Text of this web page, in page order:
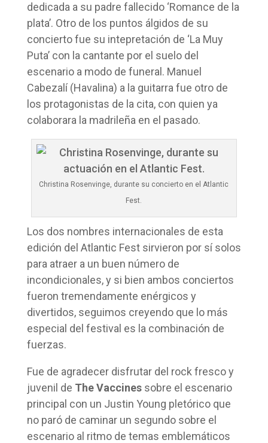
dedicada a su padre fallecido ‘Romance de la
plata’. Otro de los puntos álgidos de su
concierto fue su intepretación de ‘La Muy
Puta’ con la cantante por el suelo del
escenario a modo de funeral. Manuel
Cabezalí (Havalina) a la guitarra fue otro de
los protagonistas de la cita, con quien ya
colaborara la madrileña en el pasado.
Christina Rosenvinge, durante su concierto en el Atlantic
Fest.
Los dos nombres internacionales de esta
edición del Atlantic Fest sirvieron por sí solos
para atraer a un buen número de
incondicionales, y si bien ambos conciertos
fueron tremendamente enérgicos y
divertidos, seguimos creyendo que lo más
especial del festival es la combinación de
fuerzas.
Fue de agradecer disfrutar del rock fresco y
juvenil de The Vaccinessobre el escenario
principal con un Justin Young pletórico que
no paró de caminar un segundo sobre el
escenario al ritmo de temas emblemáticos